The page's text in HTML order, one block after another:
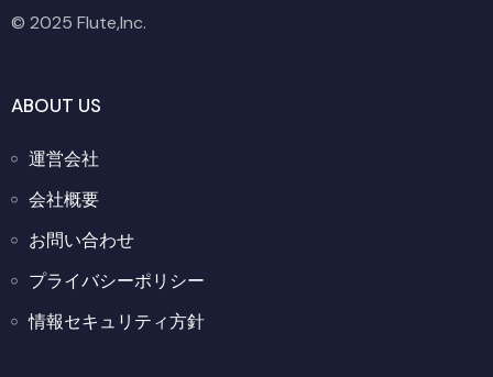
© 2025 Flute,Inc.
ABOUT US
運営会社
会社概要
お問い合わせ
プライバシーポリシー
情報セキュリティ方針